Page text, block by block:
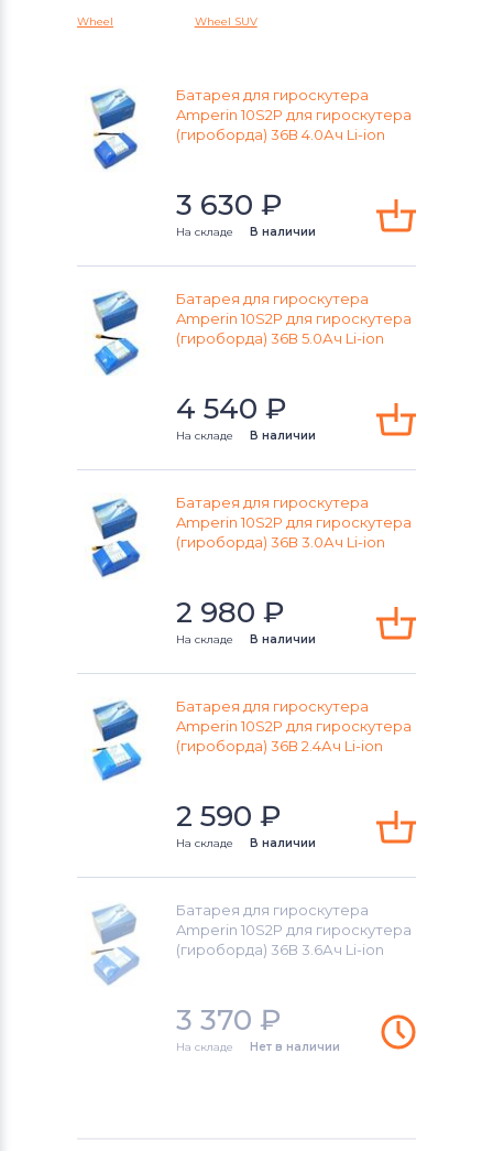
Аккумуляторы для
Аккумуляторы для
электротранспортаAmperin
Аккумуляторы для
электротранспортаSkyBoard
Wheel Wheel SUV
Батарея для гироскутера
Amperin 10S2P для гироскутера
(гироборда) 36В 4.0Ач Li-ion
3 630 ₽
На складе В наличии
Батарея для гироскутера
Amperin 10S2P для гироскутера
(гироборда) 36В 5.0Ач Li-ion
4 540 ₽
На складе В наличии
Батарея для гироскутера
Amperin 10S2P для гироскутера
(гироборда) 36В 3.0Ач Li-ion
2 980 ₽
На складе В наличии
Батарея для гироскутера
Amperin 10S2P для гироскутера
(гироборда) 36В 2.4Ач Li-ion
2 590 ₽
На складе В наличии
Батарея для гироскутера
Amperin 10S2P для гироскутера
(гироборда) 36В 3.6Ач Li-ion
3 370 ₽
На складе Нет в наличии